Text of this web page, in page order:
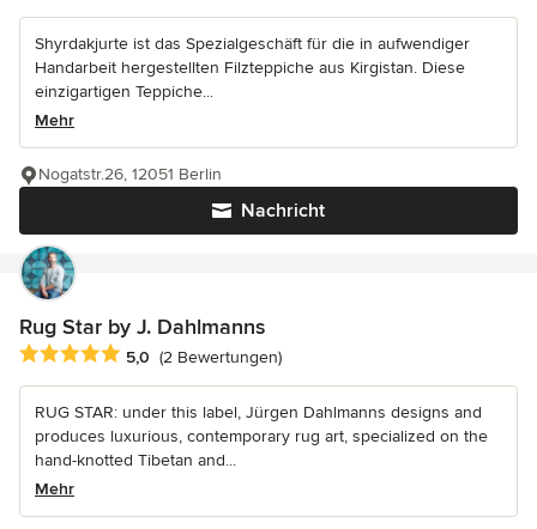
Shyrdakjurte ist das Spezialgeschäft für die in aufwendiger
Handarbeit hergestellten Filzteppiche aus Kirgistan. Diese
einzigartigen Teppiche...
Mehr
Nachricht
Nogatstr.26, 12051 Berlin
Rug Star by J. Dahlmanns
Durchschnittliche Bewertung: 5 von 5 Sternen
5,0 (2 Bewertungen)
RUG STAR: under this label, Jürgen Dahlmanns designs and
produces luxurious, contemporary rug art, specialized on the
hand-knotted Tibetan and...
Mehr